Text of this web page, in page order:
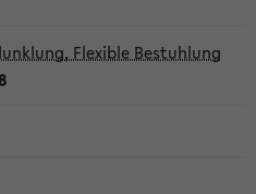
Flexible Bestuhlung